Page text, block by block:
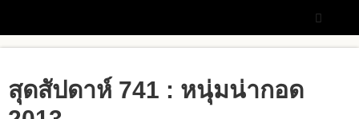
สุดสัปดาห์ 741 : หนุ่มน่ากอด